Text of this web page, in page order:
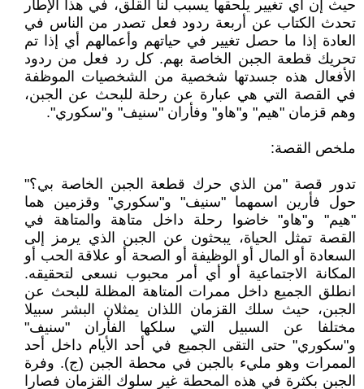
حيث إن أي تغيير يلحقها يسبب لنا القلق، في هذا الإطار
تحدث الكتاب عن أربعة ردود فعل تصدر من الناس في
العادة إذا ما حصل تغيير في حياتهم وأعمالهم أي إذا تم
تحريك قطعة الجبن الخاصة بهم. كل رد فعل من ردود
الأفعال هذه جسدتها شخصية من الشخصيات الموظفة
في القصة التي هي عبارة عن رحلة للبحث عن الجبن،
وهم قزمان "هيم" و"هاو" وفأران "سنيف" و"سكوري".
ملخص القصة:
تدور قصة "من الذي حرك قطعة الجبن الخاصة بي؟"
حول فأرين اسمهما "سنيف" و"سكوري" وقزمين هما
"هيم" و"هاو" خاضوا رحلة داخل متاهة والمتاهة في
القصة تمثل الحياة، يبحثون عن الجبن الذي يرمز إلى
السعادة أو المال أو الوظيفة أو الصحة أو علاقة الحب أو
المكانة الاجتماعية أو أي أمر محبوب نسعى لتحقيقه.
انطلق الجميع داخل ممرات المتاهة المظلة للبحث عن
الجبن، حيث سلك القزمان اللذان يمثلان البشر سبيلا
مختلفا عن السبيل التي سلكها الفأران "سنيف"
و"سكوري" حتى التقى الجميع في أحد الأيام داخل أحد
الممرات وهو مليء بالجبن في محطة الجبن (ج). وفرة
الجبن بكثرة في هذه المحطة غير سلوك القزمان فصارا